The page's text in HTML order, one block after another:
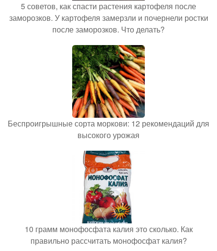
5 советов, как спасти растения картофеля после
заморозков. У картофеля замерзли и почернели ростки
после заморозков. Что делать?
Беспроигрышные сорта моркови: 12 рекомендаций для
высокого урожая
10 грамм монофосфата калия это сколько. Как
правильно рассчитать монофосфат калия?